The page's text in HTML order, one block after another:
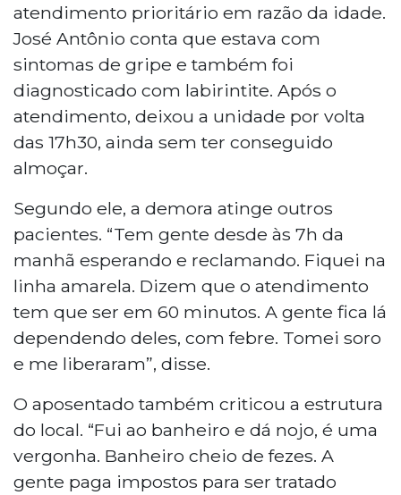
atendimento prioritário em razão da idade.
José Antônio conta que estava com
sintomas de gripe e também foi
diagnosticado com labirintite. Após o
atendimento, deixou a unidade por volta
das 17h30, ainda sem ter conseguido
almoçar.
Segundo ele, a demora atinge outros
pacientes. “Tem gente desde às 7h da
manhã esperando e reclamando. Fiquei na
linha amarela. Dizem que o atendimento
tem que ser em 60 minutos. A gente fica lá
dependendo deles, com febre. Tomei soro
e me liberaram”, disse.
O aposentado também criticou a estrutura
do local. “Fui ao banheiro e dá nojo, é uma
vergonha. Banheiro cheio de fezes. A
gente paga impostos para ser tratado